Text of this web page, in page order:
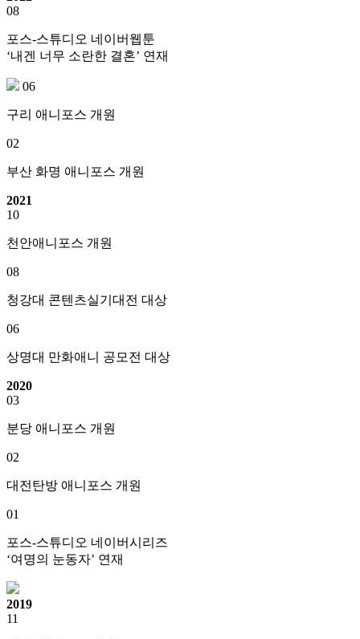
08
포스-스튜디오 네이버웹툰
‘내겐 너무 소란한 결혼’ 연재
06
구리 애니포스 개원
02
부산 화명 애니포스 개원
2021
10
천안애니포스 개원
08
청강대 콘텐츠실기대전 대상
06
상명대 만화애니 공모전 대상
2020
03
분당 애니포스 개원
02
대전탄방 애니포스 개원
01
포스-스튜디오 네이버시리즈
‘여명의 눈동자’ 연재
2019
11